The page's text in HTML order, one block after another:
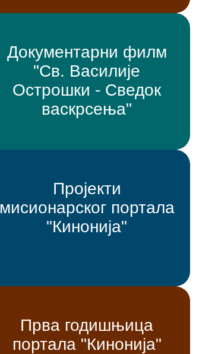
Документарни филм
"Св. Василије
Острошки - Сведок
васкрсења"
Пројекти
мисионарског портала
"Кинонија"
Прва годишњица
портала "Кинонија"